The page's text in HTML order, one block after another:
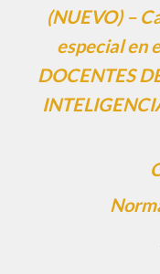
(NUEVO) –
especial en
DOCENTES